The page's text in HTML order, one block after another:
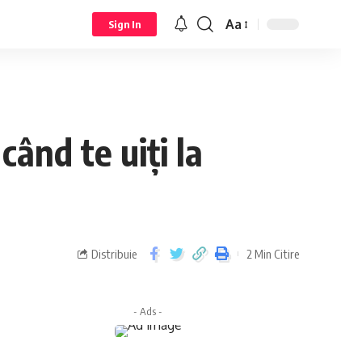
Sign In Aa
te uiți la
Distribuie 2 Min Citire
- Ads -